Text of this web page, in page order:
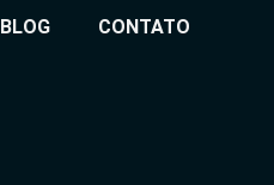
BLOG CONTATO